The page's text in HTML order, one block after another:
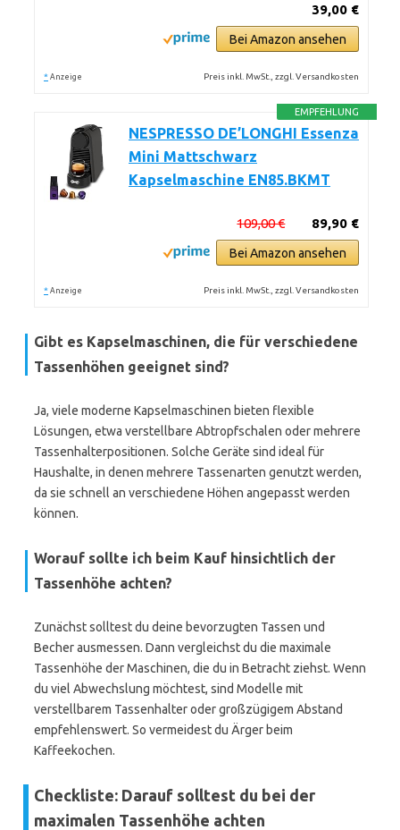
39,00 €
Bei Amazon ansehen
* Anzeige Preis inkl. MwSt., zzgl. Versandkosten
EMPFEHLUNG
NESPRESSO DE’LONGHI Essenza
Mini Mattschwarz
Kapselmaschine EN85.BKMT
89,90 €
109,00 €
Bei Amazon ansehen
* Anzeige Preis inkl. MwSt., zzgl. Versandkosten
Gibt es Kapselmaschinen, die für verschiedene
Tassenhöhen geeignet sind?
Ja, viele moderne Kapselmaschinen bieten flexible
Lösungen, etwa verstellbare Abtropfschalen oder mehrere
Tassenhalterpositionen. Solche Geräte sind ideal für
Haushalte, in denen mehrere Tassenarten genutzt werden,
da sie schnell an verschiedene Höhen angepasst werden
können.
Worauf sollte ich beim Kauf hinsichtlich der
Tassenhöhe achten?
Zunächst solltest du deine bevorzugten Tassen und
Becher ausmessen. Dann vergleichst du die maximale
Tassenhöhe der Maschinen, die du in Betracht ziehst. Wenn
du viel Abwechslung möchtest, sind Modelle mit
verstellbarem Tassenhalter oder großzügigem Abstand
empfehlenswert. So vermeidest du Ärger beim
Kaffeekochen.
Checkliste: Darauf solltest du bei der
maximalen Tassenhöhe achten